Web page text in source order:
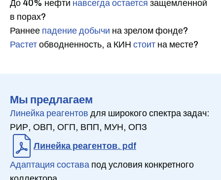
До 40% нефти навсегда остается защемленной
в порах?
Раннее падение добычи на зрелом фонде?
Растет обводненность, а КИН стоит на месте?
Мы предлагаем
Линейка реагентов для широкого спектра задач:
РИР, ОВП, ОГП, ВПП, МУН, ОПЗ
Линейка реагентов. pdf
Адаптация состава под условия конкретного